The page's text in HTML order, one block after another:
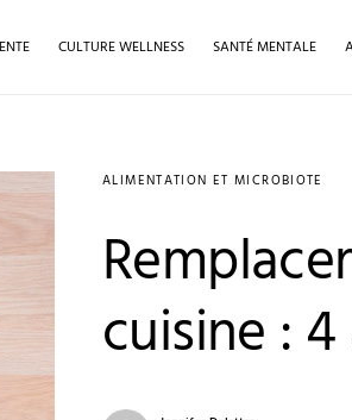
CULTURE WELLNESS SANTÉ MENTALE
ALIMENTATION ET MICROBIOTE
cuisine :